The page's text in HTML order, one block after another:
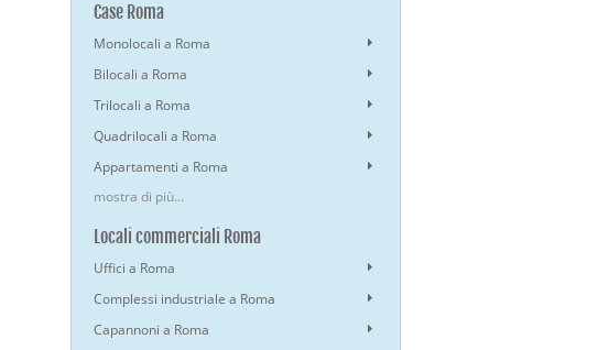
Case Roma
Monolocali a Roma
Bilocali a Roma
Trilocali a Roma
Quadrilocali a Roma
Appartamenti a Roma
mostra di più...
Locali commerciali Roma
Uffici a Roma
Complessi industriale a Roma
Capannoni a Roma